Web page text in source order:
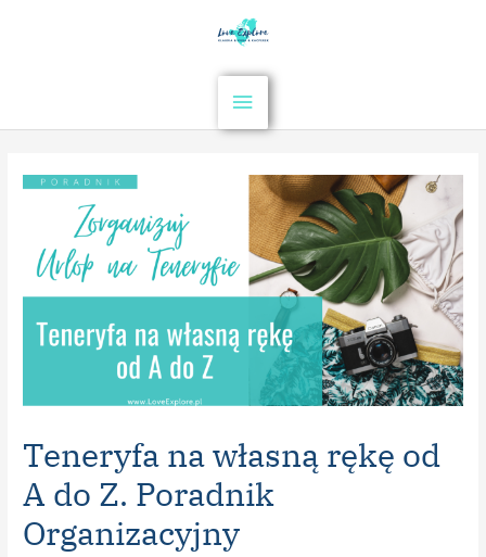
Teneryfa na własną rękę od
A do Z. Poradnik
Organizacyjny